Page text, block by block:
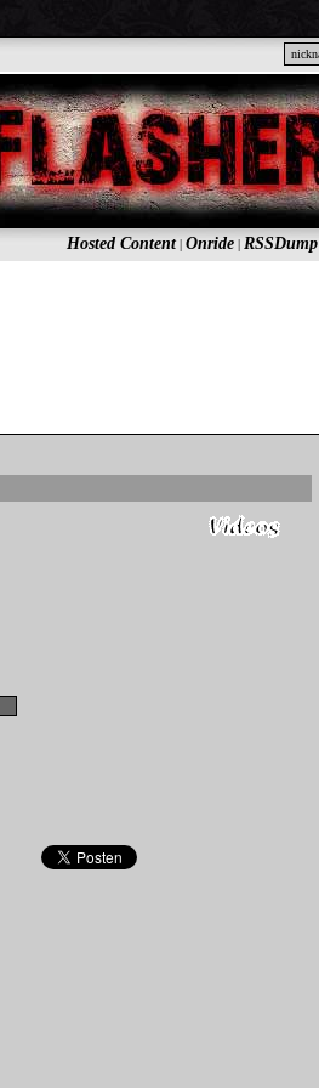
Hosted Content| Onride| RSSDump